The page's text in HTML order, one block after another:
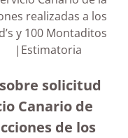
realizadas a los
y 100 Montaditos
|Estimatoria
solicitud
Canario de
de los